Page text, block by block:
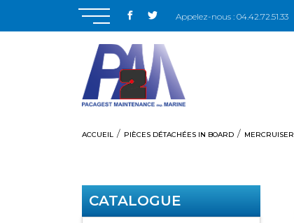
Appelez-nous : 04.42.72.51.33
ACCUEIL PIÈCES DÉTACHÉES IN BOARD MERCRUISER
CATALOGUE